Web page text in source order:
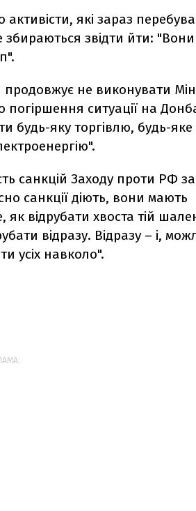
які зараз
звідти йти: "Вони
не виконувати
ситуації на
будь-яку торгівлю, будь-яке
санкцій Заходу проти РФ за
санкції діють, вони мають
відрубати хвоста тій
відразу. Відразу – і,
усіх навколо".